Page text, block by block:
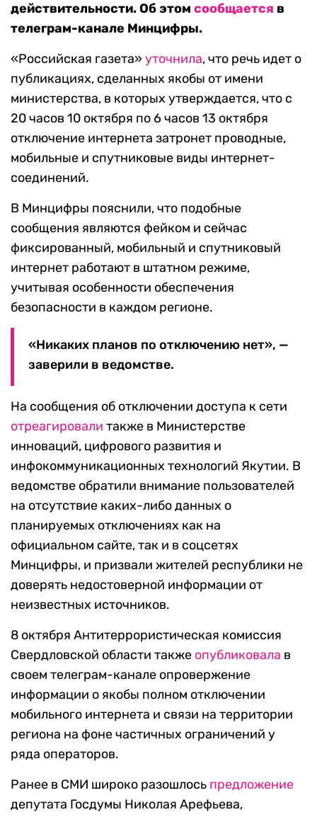
действительности. Об этом сообщается в
телеграм-канале Минцифры.
«Российская газета»уточнила, что речь идет о
публикациях, сделанных якобы от имени
министерства, в которых утверждается, что с
20 часов 10 октября по 6 часов 13 октября
отключение интернета затронет проводные,
мобильные и спутниковые виды интернет-
соединений.
В Минцифры пояснили, что подобные
сообщения являются фейком и сейчас
фиксированный, мобильный и спутниковый
интернет работают в штатном режиме,
учитывая особенности обеспечения
безопасности в каждом регионе.
«Никаких планов по отключению нет», —
заверили в ведомстве.
На сообщения об отключении доступа к сети
отреагировали также в Министерстве
инноваций, цифрового развития и
инфокоммуникационных технологий Якутии. В
ведомстве обратили внимание пользователей
на отсутствие каких-либо данных о
планируемых отключениях как на
официальном сайте, так и в соцсетях
Минцифры, и призвали жителей республики не
доверять недостоверной информации от
неизвестных источников.
8 октября Антитеррористическая комиссия
Свердловской области также опубликовала в
своем телеграм-канале опровержение
информации о якобы полном отключении
мобильного интернета и связи на территории
региона на фоне частичных ограничений у
ряда операторов.
Ранее в СМИ широко разошлось предложение
депутата Госдумы Николая Арефьева,